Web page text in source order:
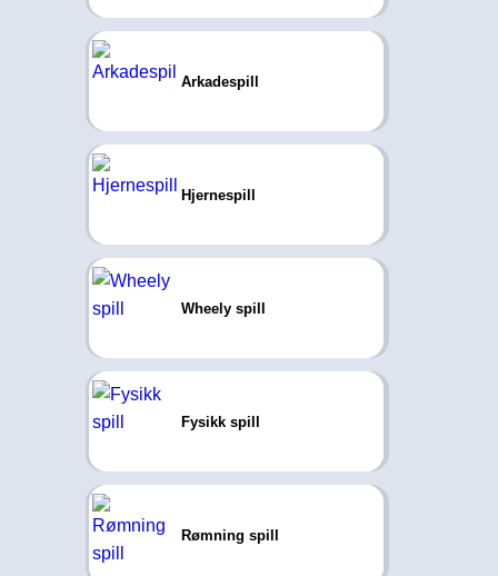
Arkadespill
Hjernespill
Wheely spill
Fysikk spill
Rømning spill